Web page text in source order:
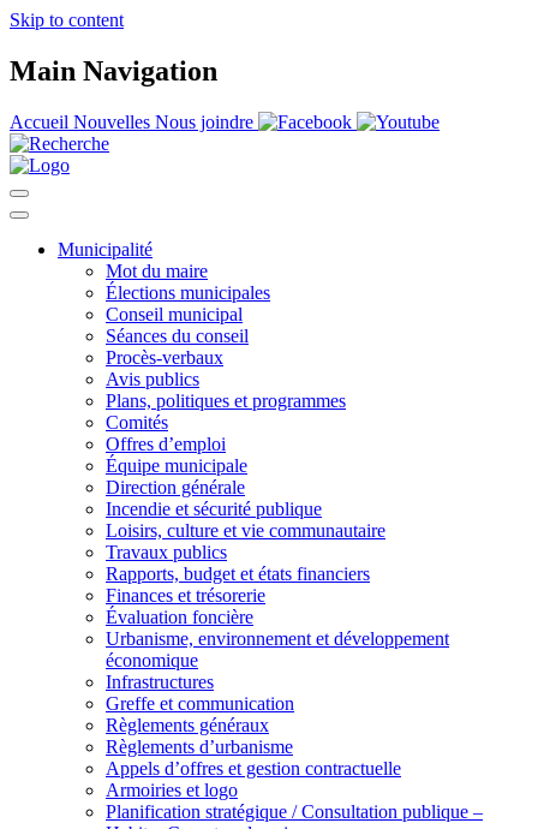
Skip to content
Main Navigation
Accueil Nouvelles Nous joindre
Municipalité
Mot du maire
Élections municipales
Conseil municipal
Séances du conseil
Procès-verbaux
Avis publics
Plans, politiques et programmes
Comités
Offres d’emploi
Équipe municipale
Direction générale
Incendie et sécurité publique
Loisirs, culture et vie communautaire
Travaux publics
Rapports, budget et états financiers
Finances et trésorerie
Évaluation foncière
Urbanisme, environnement et développement
économique
Infrastructures
Greffe et communication
Règlements généraux
Règlements d’urbanisme
Appels d’offres et gestion contractuelle
Armoiries et logo
Planification stratégique / Consultation publique –